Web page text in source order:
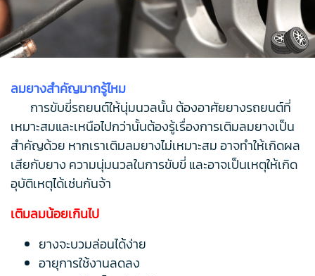
ลมยางสำคัญมากรู้ไหม
การขับขี่รถยนต์ให้นุ่มนวลนั้น ต้องอาศัยยางรถยนต์ที่
เหมาะสมและเหนือไปกว่านั้นต้องรู้เรื่องการเติมลมยางเป็น
สำคัญด้วย หากเราเติมลมยางไม่เหมาะสม อาจทำให้เกิดผล
เสียกับยาง ความนุ่มนวลในการขับขี่ และอาจเป็นเหตุให้เกิด
อุบัติเหตุได้เช่นกันจ้า
เติมลมน้อยเกินไป
ยางจะบวมล่อนได้ง่าย
อายุการใช้งานลดลง